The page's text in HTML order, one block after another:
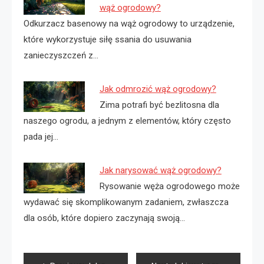
wąż ogrodowy?
Odkurzacz basenowy na wąż ogrodowy to urządzenie,
które wykorzystuje siłę ssania do usuwania
zanieczyszczeń z…
Jak odmrozić wąż ogrodowy?
Zima potrafi być bezlitosna dla
naszego ogrodu, a jednym z elementów, który często
pada jej…
Jak narysować wąż ogrodowy?
Rysowanie węża ogrodowego może
wydawać się skomplikowanym zadaniem, zwłaszcza
dla osób, które dopiero zaczynają swoją…